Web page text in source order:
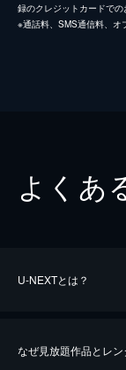
録のクレジットカードでの
※通話料、SMS通信料、オ
よくあ
U-NEXTとは？
なぜ見放題作品とレ